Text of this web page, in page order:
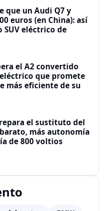
que un Audi Q7 y
euros (en China): así
SUV eléctrico de
el A2 convertido
eléctrico que promete
más eficiente de su
el sustituto del
barato, más autonomía
de 800 voltios